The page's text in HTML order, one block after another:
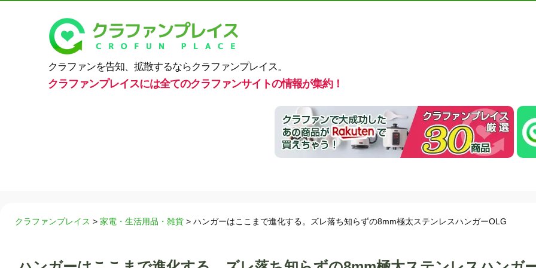
クラファンを告知、拡散するならクラファンプレイス。
クラファンプレイスには全てのクラファンサイトの情報が集約！
クラファンプレイス > 家電・生活用品・雑貨 > ハンガーはここまで進化する。ズレ落ち知らずの8mm極太ステンレスハンガーOLG